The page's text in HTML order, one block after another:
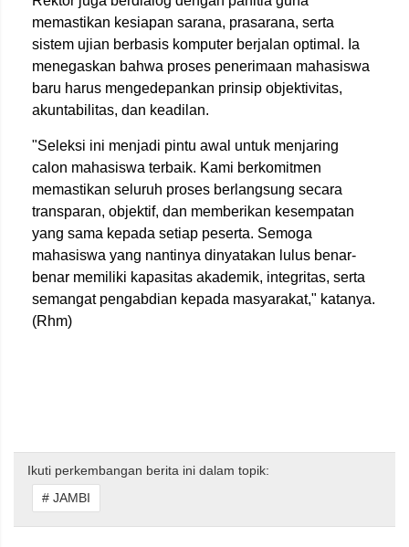
memastikan kesiapan sarana, prasarana, serta
sistem ujian berbasis komputer berjalan optimal. Ia
menegaskan bahwa proses penerimaan mahasiswa
baru harus mengedepankan prinsip objektivitas,
akuntabilitas, dan keadilan.
"Seleksi ini menjadi pintu awal untuk menjaring
calon mahasiswa terbaik. Kami berkomitmen
memastikan seluruh proses berlangsung secara
transparan, objektif, dan memberikan kesempatan
yang sama kepada setiap peserta. Semoga
mahasiswa yang nantinya dinyatakan lulus benar-
benar memiliki kapasitas akademik, integritas, serta
semangat pengabdian kepada masyarakat," katanya.
(Rhm)
Ikuti perkembangan berita ini dalam topik:
# JAMBI